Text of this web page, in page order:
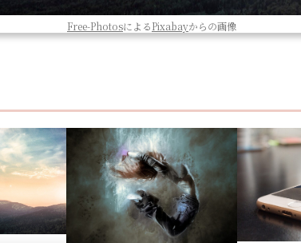
Free-PhotosによるPixabayからの画像